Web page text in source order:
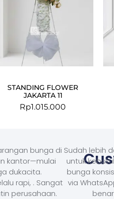
STANDING FLOWER
JAKARTA 11
Rp1.015.000
bunga di
kantor—mulai
dukacita.
rapi, . Sangat
perusahaan.
Sudah lebih
untuk
bunga
via